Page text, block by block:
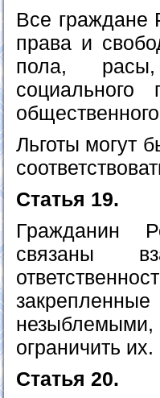
Все граждане
права и
пола, расы,
Льготы могут
Статья 19.
Гражданин
связаны
ограничить их.
Статья 20.